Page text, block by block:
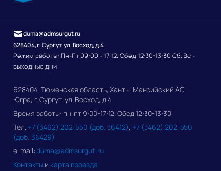
628404, г. Сургут, ул. Восход, д.4
Режим работы: Пн-Пт 09:00 - 17:12. Обед 12:30-13:30 Сб, Вс -
выходные дни
duma@admsurgut.ru
628404, Тюменская область, Ханты-Мансийский АО -
Югра, г. Сургут, ул. Восход, д.4
Время работы: пн-пт 9:00-17:12. Обед 12:30-13:30
Тел. +7 (3462) 202-550 (доб. 36412), +7 (3462) 202-550
(доб. 36429)
e-mail: duma@admsurgut.ru
Контакты и карта проезда